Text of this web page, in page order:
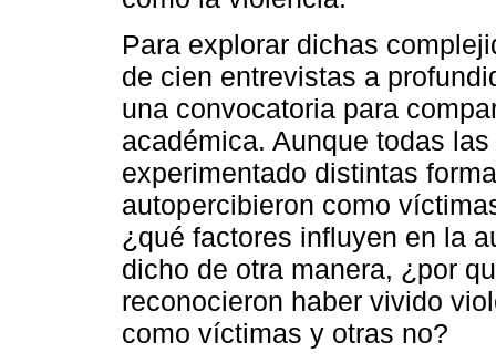
Para explorar dichas
de cien entrevistas a
una convocatoria para
académica. Aunque todas
experimentado distintas
autopercibieron como
¿qué factores influyen en la
dicho de otra manera, ¿por
reconocieron haber vivido
como víctimas y otras no?